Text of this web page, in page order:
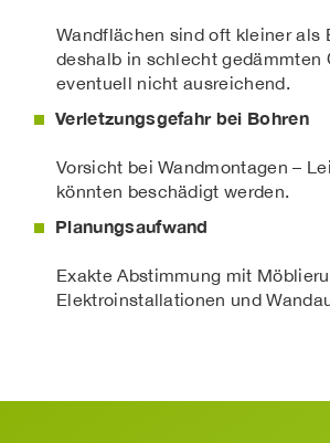
Wandflächen sind oft kleiner als
deshalb in schlecht gedämmten
eventuell nicht ausreichend.
Verletzungsgefahr bei Bohren
Vorsicht bei Wandmontagen –
könnten beschädigt werden.
Planungsaufwand
Exakte Abstimmung mit
Elektroinstallationen und